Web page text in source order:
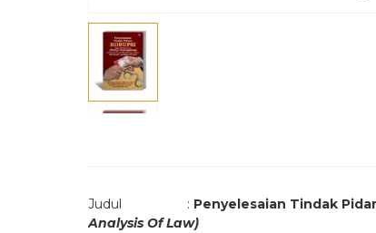
Judul : Penyelesaian Tindak
Analysis Of Law)